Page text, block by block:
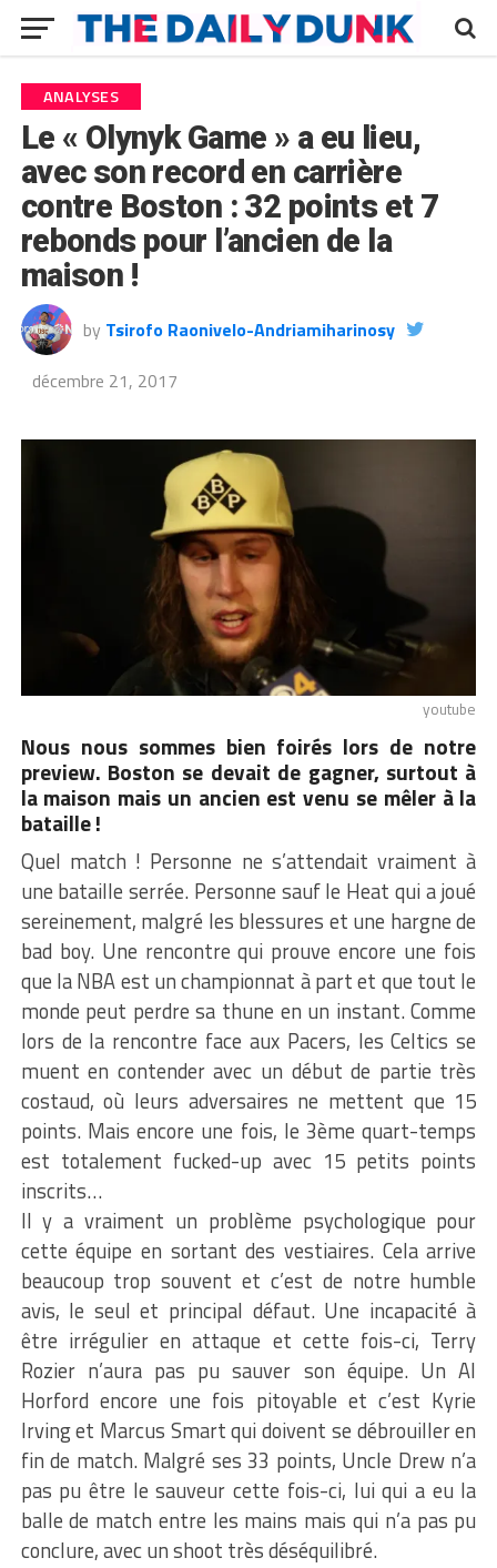
ANALYSES
Le « Olynyk Game » a eu lieu,
avec son record en carrière
contre Boston : 32 points et 7
rebonds pour l’ancien de la
maison !
by Tsirofo Raonivelo-Andriamiharinosy
décembre 21, 2017
youtube
Nous nous sommes bien foirés lors de notre
preview. Boston se devait de gagner, surtout à
la maison mais un ancien est venu se mêler à la
bataille !
Quel match ! Personne ne s’attendait vraiment à
une bataille serrée. Personne sauf le Heat qui a joué
sereinement, malgré les blessures et une hargne de
bad boy. Une rencontre qui prouve encore une fois
que la NBA est un championnat à part et que tout le
monde peut perdre sa thune en un instant. Comme
lors de la rencontre face aux Pacers, les Celtics se
muent en contender avec un début de partie très
costaud, où leurs adversaires ne mettent que 15
points. Mais encore une fois, le 3ème quart-temps
est totalement fucked-up avec 15 petits points
inscrits…
Il y a vraiment un problème psychologique pour
cette équipe en sortant des vestiaires. Cela arrive
beaucoup trop souvent et c’est de notre humble
avis, le seul et principal défaut. Une incapacité à
être irrégulier en attaque et cette fois-ci, Terry
Rozier n’aura pas pu sauver son équipe. Un Al
Horford encore une fois pitoyable et c’est Kyrie
Irving et Marcus Smart qui doivent se débrouiller en
fin de match. Malgré ses 33 points, Uncle Drew n’a
pas pu être le sauveur cette fois-ci, lui qui a eu la
balle de match entre les mains mais qui n’a pas pu
conclure, avec un shoot très déséquilibré.